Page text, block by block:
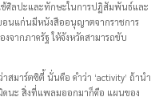
ช้ศิลปะและทักษะในการปฏิสัมพันธ์และ
ขอนแก่นมีหนังสืออนุญาตจากราชการ
จากภาครัฐ ให้จังหวัดสามารถขับ
มาร์ตซิตี้ นั่นคือ คำว่า ‘activity’ ถ้านำ
ดนะ สิ่งที่แพลมออกมาก็คือ แผนของ